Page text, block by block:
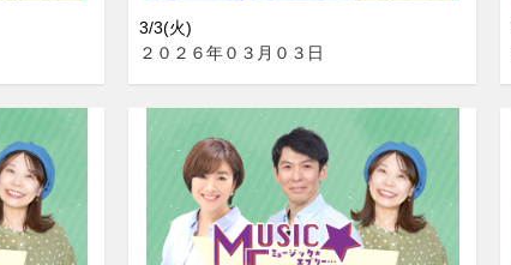
3/3(火)
２０２６年０３月０３日